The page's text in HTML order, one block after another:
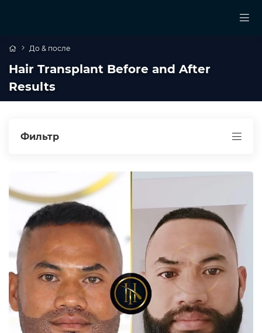
До & после
Hair Transplant Before and After
Results
Фильтр